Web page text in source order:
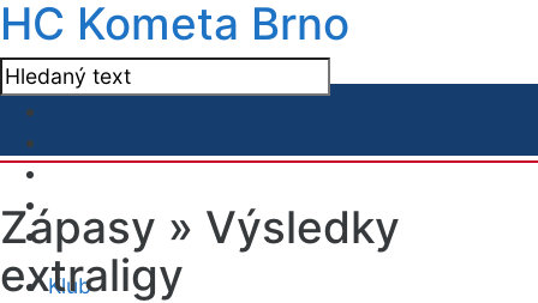
HC Kometa Brno
Klub
Zápasy » Výsledky
extraligy